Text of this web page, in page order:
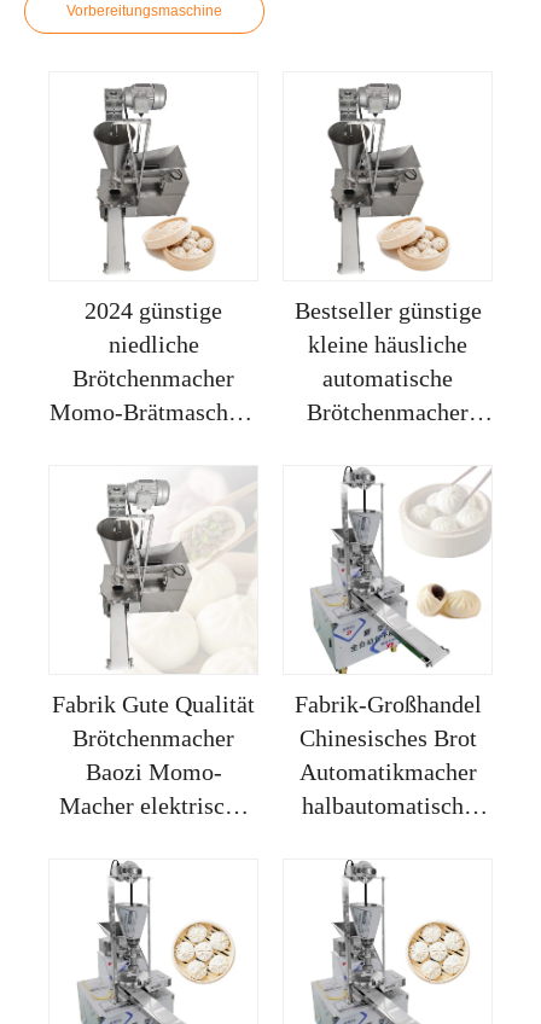
Vorbereitungsmaschine
2024 günstige
niedliche
Brötchenmacher
Momo-Brätmaschine
Füllung
Brötchenmacher
Bestseller günstige
kleine häusliche
automatische
Brötchenmacher
Schnittmaschine
Fabrik Gute Qualität
Brötchenmacher
Baozi Momo-
Macher elektrische
halbautomatischer
Dampfbrötchenmacher
Fabrik-Großhandel
Chinesisches Brot
Automatikmacher
halbautomatische
Maschine